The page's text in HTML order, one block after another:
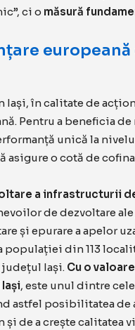
ci o măsură
în calitate de
Pentru a beneficia
unică la
asigure o cotă de
a infrastructurii
de dezvoltare
și epurare a apelor
din 113
Iași. Cu o
, este unul dintre
astfel posibilitatea
și de a crește calitatea